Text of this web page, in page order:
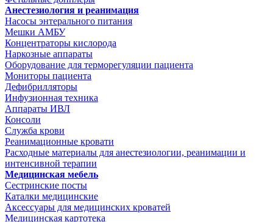
Анестезиология и реанимация
Насосы энтерального питания
Мешки АМБУ
Концентраторы кислорода
Наркозные аппараты
Оборудование для терморегуляции пациента
Мониторы пациента
Дефибрилляторы
Инфузионная техника
Аппараты ИВЛ
Консоли
Служба крови
Реанимационные кровати
Расходные материалы для анестезиологии, реанимации и
интенсивной терапии
Медицинская мебель
Сестринские посты
Каталки медицинские
Аксессуары для медицинских кроватей
Медицинская картотека